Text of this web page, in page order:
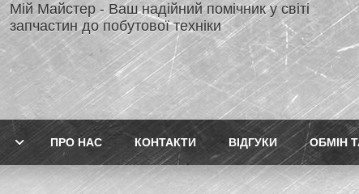
Мій Майстер - Ваш надійний помічник у світі
запчастин до побутової техніки
ПРО НАС КОНТАКТИ ВІДГУКИ ОБМІН